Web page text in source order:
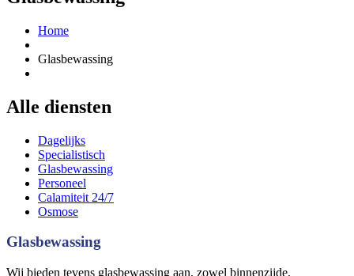
Home
Glasbewassing
Alle diensten
Dagelijks
Specialistisch
Glasbewassing
Personeel
Calamiteit 24/7
Osmose
Glasbewassing
Wij bieden tevens glasbewassing aan, zowel binnenzijde,